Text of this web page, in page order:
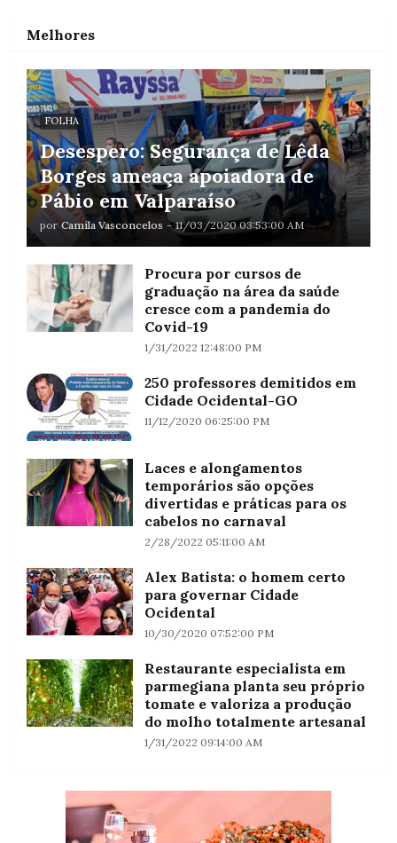
Melhores
FOLHA
Desespero: Segurança de Lêda
Borges ameaça apoiadora de
Pábio em Valparaíso
por Camila Vasconcelos - 11/03/2020 03:53:00 AM
Procura por cursos de
graduação na área da saúde
cresce com a pandemia do
Covid-19
1/31/2022 12:48:00 PM
250 professores demitidos em
Cidade Ocidental-GO
11/12/2020 06:25:00 PM
Laces e alongamentos
temporários são opções
divertidas e práticas para os
cabelos no carnaval
2/28/2022 05:11:00 AM
Alex Batista: o homem certo
para governar Cidade
Ocidental
10/30/2020 07:52:00 PM
Restaurante especialista em
parmegiana planta seu próprio
tomate e valoriza a produção
do molho totalmente artesanal
1/31/2022 09:14:00 AM